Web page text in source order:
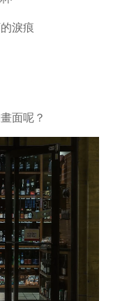
淚痕
面呢？